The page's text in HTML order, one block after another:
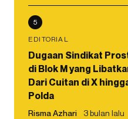
5
EDITORIAL
Dugaan Sindikat
di Blok M yang
Dari Cuitan di X
Polda
Risma Azhari 3 bulan lalu